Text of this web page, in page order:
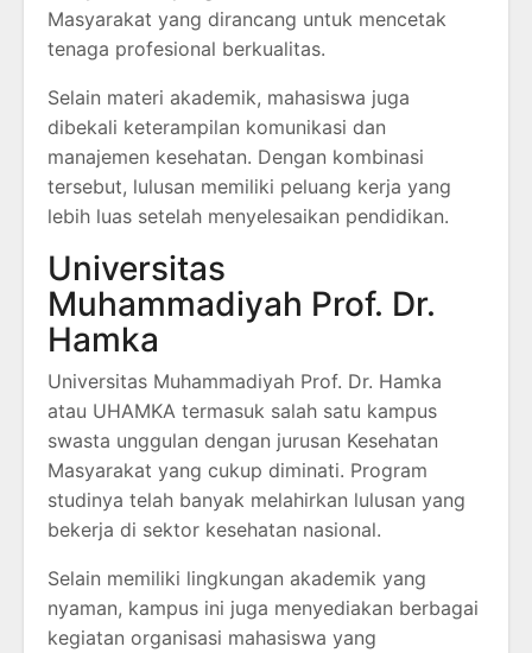
Masyarakat yang dirancang untuk mencetak
tenaga profesional berkualitas.
Selain materi akademik, mahasiswa juga
dibekali keterampilan komunikasi dan
manajemen kesehatan. Dengan kombinasi
tersebut, lulusan memiliki peluang kerja yang
lebih luas setelah menyelesaikan pendidikan.
Universitas
Muhammadiyah Prof. Dr.
Hamka
Universitas Muhammadiyah Prof. Dr. Hamka
atau UHAMKA termasuk salah satu kampus
swasta unggulan dengan jurusan Kesehatan
Masyarakat yang cukup diminati. Program
studinya telah banyak melahirkan lulusan yang
bekerja di sektor kesehatan nasional.
Selain memiliki lingkungan akademik yang
nyaman, kampus ini juga menyediakan berbagai
kegiatan organisasi mahasiswa yang